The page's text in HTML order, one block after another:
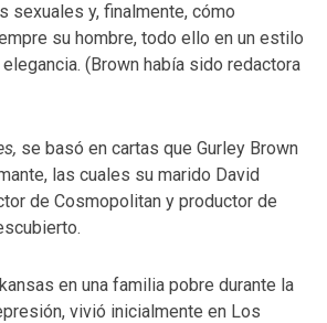
sexuales y, finalmente, cómo
su hombre, todo ello en un estilo
(Brown había sido redactora
se basó en cartas que Gurley Brown
las cuales su marido David
de Cosmopolitan y productor de
en una familia pobre durante la
vivió inicialmente en Los